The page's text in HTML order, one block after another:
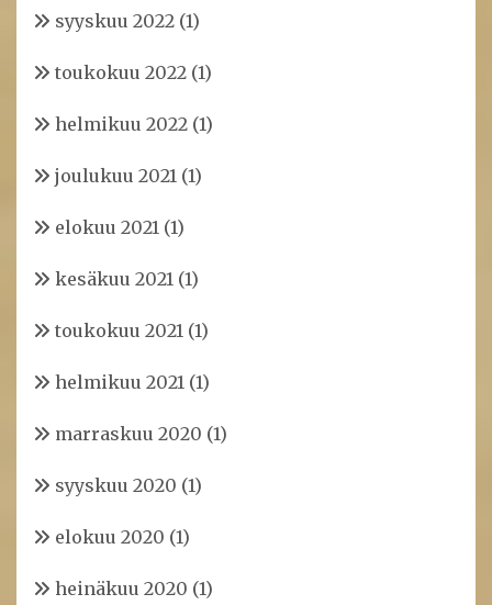
syyskuu 2022 (1)
toukokuu 2022 (1)
helmikuu 2022 (1)
joulukuu 2021 (1)
elokuu 2021 (1)
kesäkuu 2021 (1)
toukokuu 2021 (1)
helmikuu 2021 (1)
marraskuu 2020 (1)
syyskuu 2020 (1)
elokuu 2020 (1)
heinäkuu 2020 (1)